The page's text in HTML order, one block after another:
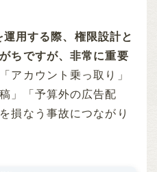
用する際、権限設計と
ちですが、非常に重要
アカウント乗っ取り」
」「予算外の広告配
損なう事故につながり